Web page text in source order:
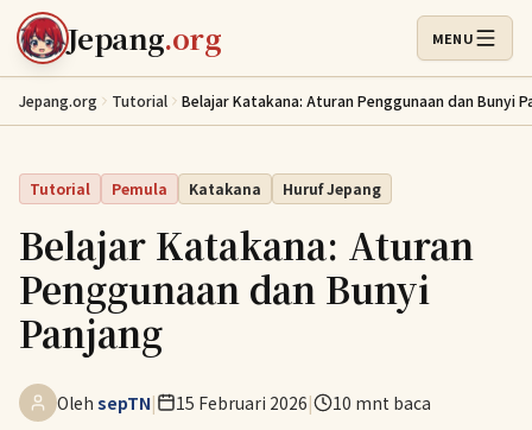
Lewati ke konten utama
Jepang.org Buka Menu
MENU
Jepang.org Tutorial Belajar Katakana: Aturan Penggunaan dan Bunyi
Tutorial Pemula Katakana Huruf Jepang
Belajar Katakana: Aturan
Penggunaan dan Bunyi
Panjang
Oleh sepTN| 15 Februari 2026| 10 mnt baca